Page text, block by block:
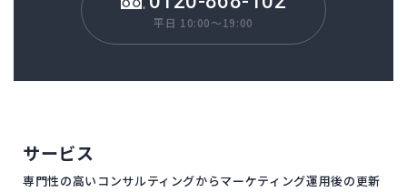
平日 10:00～19:00
サービス
専門性の高いコンサルティングからマーケティング運用後の更新